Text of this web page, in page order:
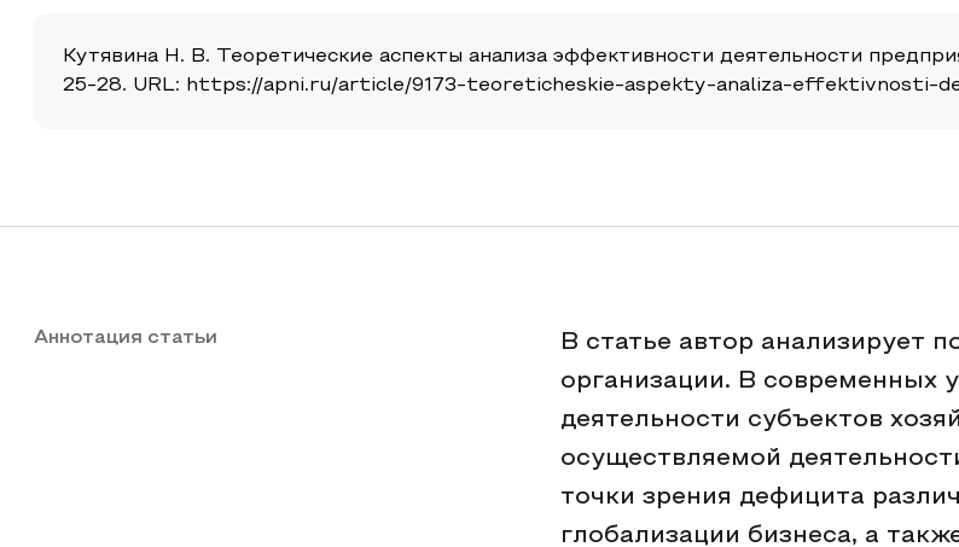
Кутявина Н. В. Теоретические аспекты анализа эффективности деятельности
25-28. URL: https://apni.ru/article/9173-teoreticheskie-aspekty-analiza-effektivnosti-
Аннотация статьи
В статье автор анализирует
организации. В современных
деятельности субъектов
осуществляемой
точки зрения дефицита
глобализации бизнеса, а